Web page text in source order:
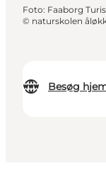
Besøg
Foto: Faaborg
© naturskolen